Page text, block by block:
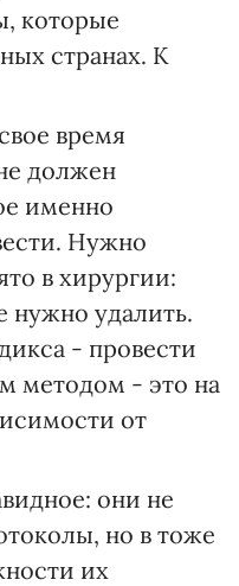
которые
странах. К
время
должен
именно
Нужно
в хирургии:
нужно удалить.
- провести
методом - это на
от
они не
но в тоже
их